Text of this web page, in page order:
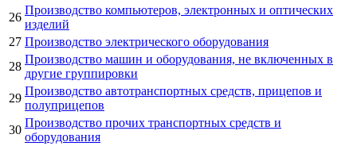
26
Производство компьютеров, электронных и оптических
изделий
27 Производство электрического оборудования
28
Производство машин и оборудования, не включенных в
другие группировки
29
Производство автотранспортных средств, прицепов и
полуприцепов
30
Производство прочих транспортных средств и
оборудования